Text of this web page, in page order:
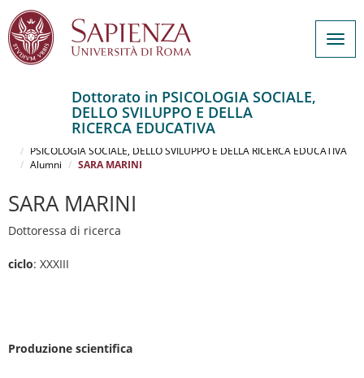
contenuto
principale
Dottorato in PSICOLOGIA SOCIALE,
DELLO SVILUPPO E DELLA
RICERCA EDUCATIVA
PSICOLOGIA SOCIALE, DELLO SVILUPPO E DELLA RICERCA EDUCATIVA
Alumni
SARA MARINI
SARA MARINI
Dottoressa di ricerca
ciclo: XXXIII
Produzione scientifica